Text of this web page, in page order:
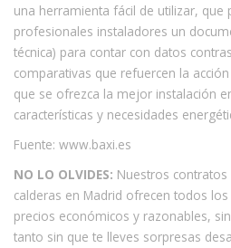
una herramienta fácil de utilizar, que
profesionales instaladores un
técnica) para contar con datos
comparativas que refuercen la
que se ofrezca la mejor instalación
características y necesidades
Fuente: www.baxi.es
NO LO OLVIDES: Nuestros
calderas en Madrid ofrecen todos
precios económicos y razonables,
tanto sin que te lleves sorpresas